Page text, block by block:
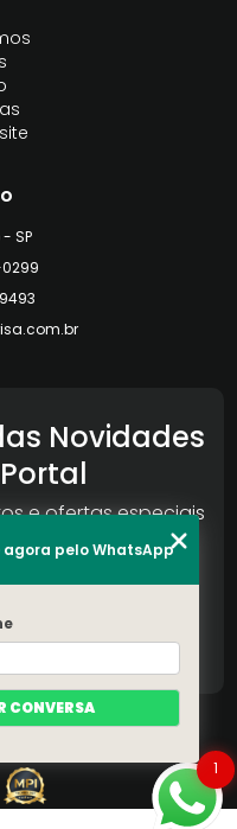
SP
Novidades
e ofertas especiais
9610 de 19/02/1998)
1
agora pelo WhatsApp
CONVERSA